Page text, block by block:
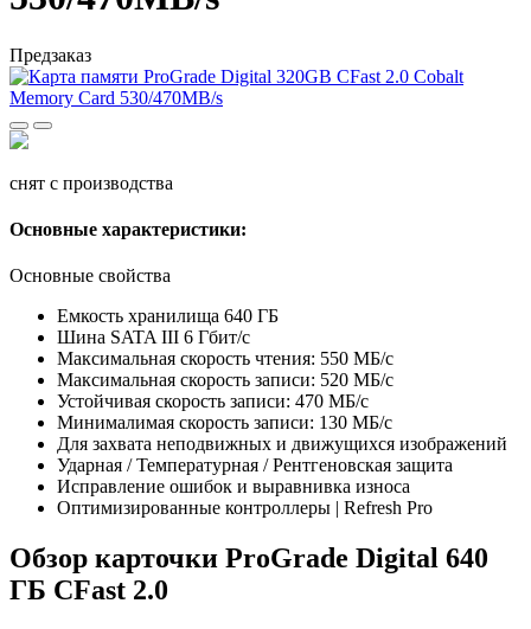
Предзаказ
снят с производства
Основные характеристики:
Основные свойства
Емкость хранилища 640 ГБ
Шина SATA III 6 Гбит/с
Максимальная скорость чтения: 550 МБ/с
Максимальная скорость записи: 520 МБ/с
Устойчивая скорость записи: 470 МБ/с
Минималимая скорость записи: 130 МБ/с
Для захвата неподвижных и движущихся изображений
Ударная / Температурная / Рентгеновская защита
Исправление ошибок и выравнивка износа
Оптимизированные контроллеры | Refresh Pro
Обзор карточки ProGrade Digital 640
ГБ CFast 2.0